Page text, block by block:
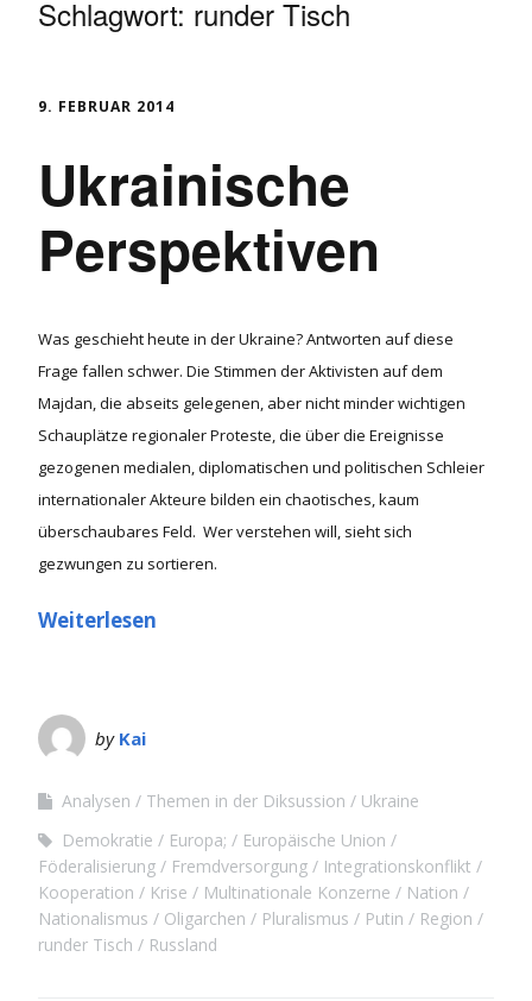
Schlagwort: runder Tisch
9. FEBRUAR 2014
Ukrainische
Perspektiven
Was geschieht heute in der Ukraine? Antworten auf diese
Frage fallen schwer. Die Stimmen der Aktivisten auf dem
Majdan, die abseits gelegenen, aber nicht minder wichtigen
Schauplätze regionaler Proteste, die über die Ereignisse
gezogenen medialen, diplomatischen und politischen Schleier
internationaler Akteure bilden ein chaotisches, kaum
überschaubares Feld. Wer verstehen will, sieht sich
gezwungen zu sortieren.
Weiterlesen
by Kai
Analysen Themen in der Diksussion
Ukraine
Demokratie
Europa;
Europäische Union
Föderalisierung
Fremdversorgung
Integrationskonflikt
Kooperation
Krise Multinationale Konzerne
Nation
Nationalismus
Oligarchen Pluralismus Putin
Region
runder Tisch
Russland